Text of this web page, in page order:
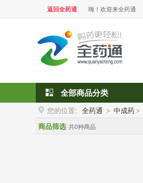
返回全药通 嗨！欢迎来全药通
全部商品分类
您的位置: 全药通 > 中成药 >
商品筛选 共0种商品